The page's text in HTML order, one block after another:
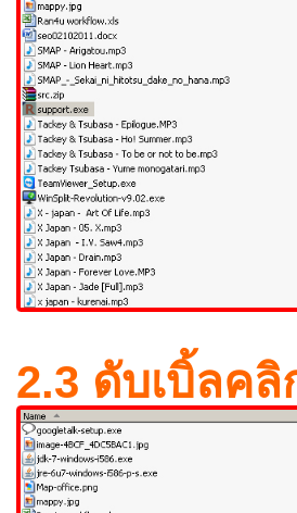
2.3 ดับเบิ้ลค